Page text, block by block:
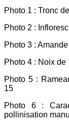
Photo 1 : Tronc de
Photo 2 :
Photo 3 :
Photo 4 : Noix de
Photo 5 :
15
Photo 6 :
pollinisation